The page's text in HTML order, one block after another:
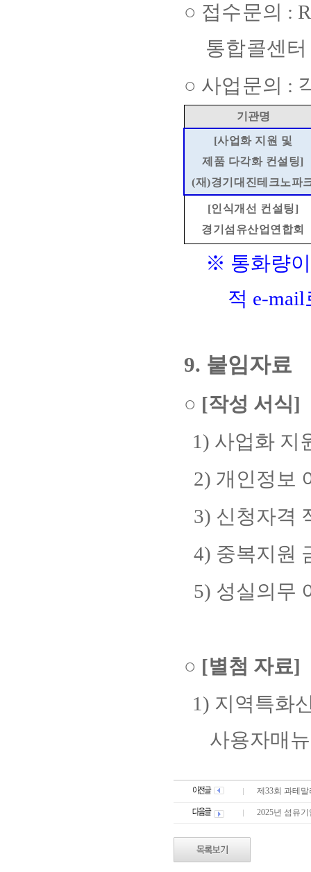
○ 접수문의 :
통합콜센
○ 사업문의 :
기관명
[사업화 지원 및
제품 다각화 컨설팅]
(재)경기대진테크노파
[인식개선 컨설팅]
경기섬유산업연합회
※ 통화량
적 e-mail
9. 붙임자료
○ [작성 서식]
1) 사업화 지
2) 개인정보
3) 신청자격
4) 중복지원
5) 성실의무
○ [별첨 자료]
1) 지역특화
사용자매
제33회 과테
2025년 섬유